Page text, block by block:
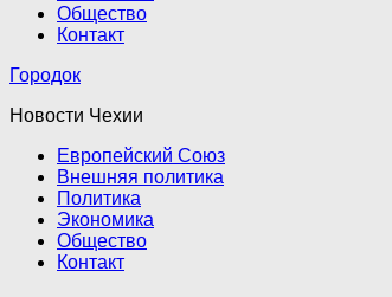
Общество
Контакт
Городок
Новости Чехии
Европейский Союз
Внешняя политика
Политика
Экономика
Общество
Контакт